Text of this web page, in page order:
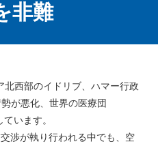
非難
北西部のイドリブ、ハマー行政
が悪化、世界の医療団
います。
渉が執り行われる中でも、空